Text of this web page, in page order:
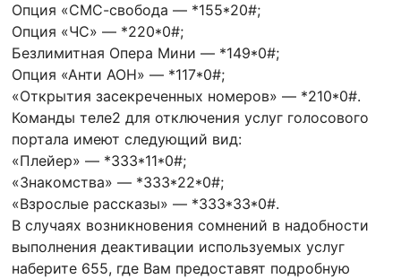
Опция «СМС-свобода — *155*20#;
Опция «ЧС» — *220*0#;
Безлимитная Опера Мини — *149*0#;
Опция «Анти АОН» — *117*0#;
«Открытия засекреченных номеров» — *210*0#.
Команды теле2 для отключения услуг голосового
портала имеют следующий вид:
«Плейер» — *333*11*0#;
«Знакомства» — *333*22*0#;
«Взрослые рассказы» — *333*33*0#.
В случаях возникновения сомнений в надобности
выполнения деактивации используемых услуг
наберите 655, где Вам предоставят подробную